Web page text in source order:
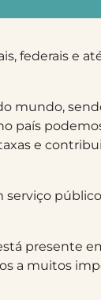
federais e
mundo,
país
e
presente
a muitos